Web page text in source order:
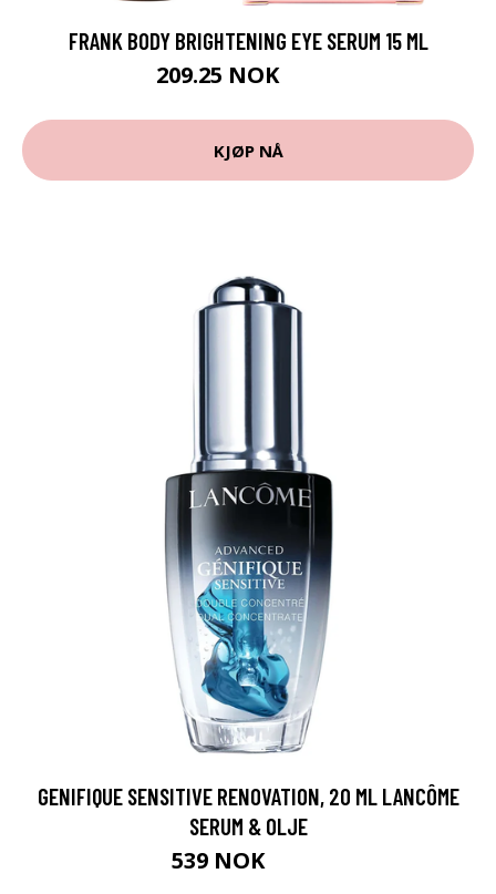
FRANK BODY BRIGHTENING EYE SERUM 15 ML
209.25 NOK
KJØP NÅ
GENIFIQUE SENSITIVE RENOVATION, 20 ML LANCÔME
SERUM & OLJE
539 NOK